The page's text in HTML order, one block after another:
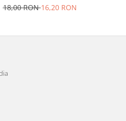
Tagora-Peugeot 205
18,00 RON16,20 RON